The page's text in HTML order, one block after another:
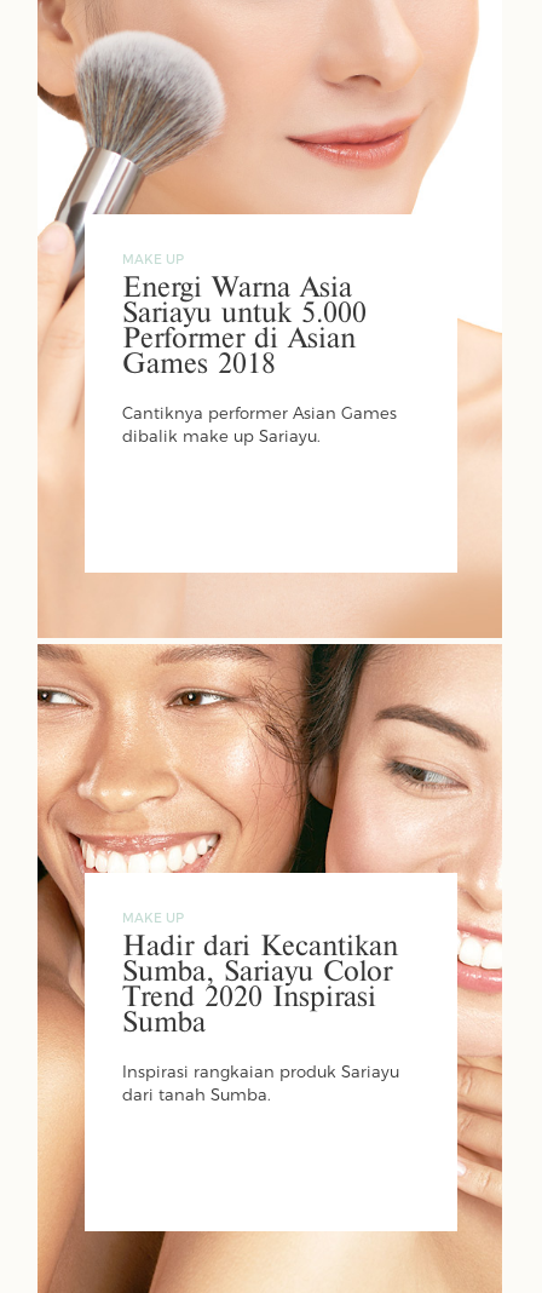
MAKE UP
Energi Warna Asia
Sariayu untuk 5.000
Performer di Asian
Games 2018
Cantiknya performer Asian Games
dibalik make up Sariayu.
MAKE UP
Hadir dari Kecantikan
Sumba, Sariayu Color
Trend 2020 Inspirasi
Sumba
Inspirasi rangkaian produk Sariayu
dari tanah Sumba.